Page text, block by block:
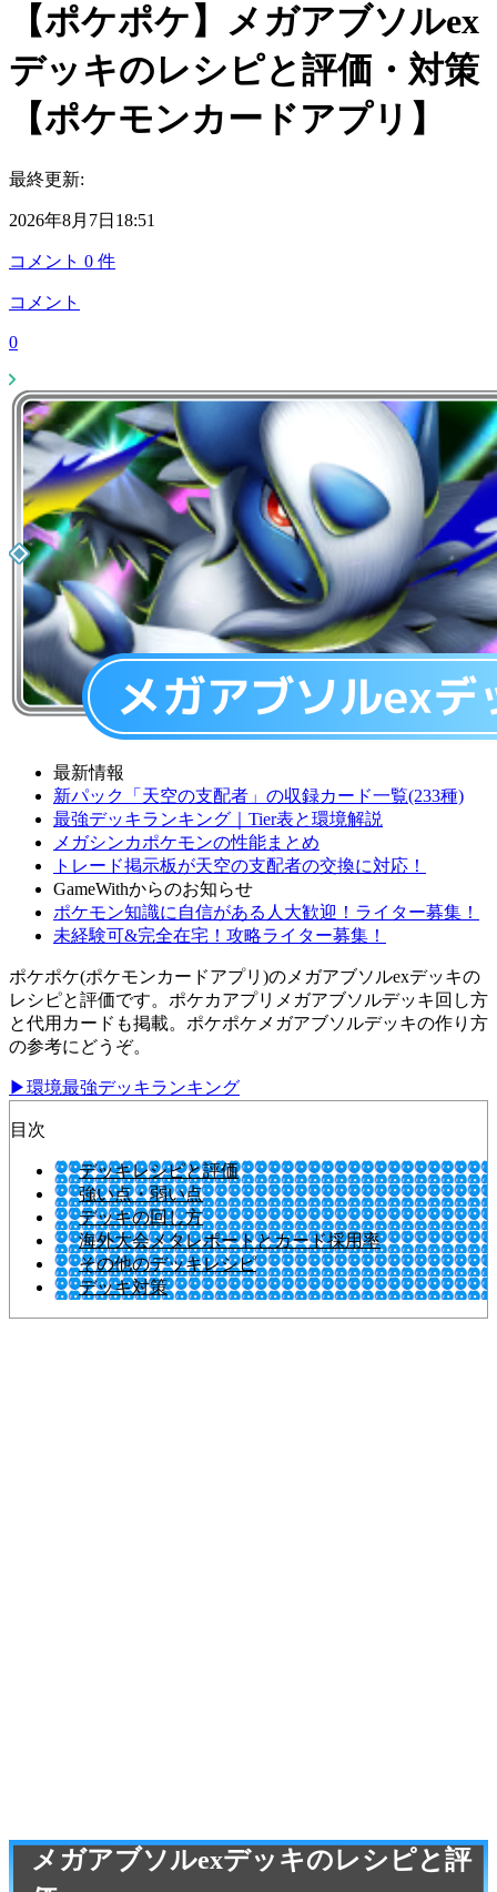
【ポケポケ】メガアブソルex
デッキのレシピと評価・対策
【ポケモンカードアプリ】
最終更新:
2026年8月7日18:51
コメント 0 件
コメント
0
最新情報
新パック「天空の支配者」の収録カード一覧(233種)
最強デッキランキング｜Tier表と環境解説
メガシンカポケモンの性能まとめ
トレード掲示板が天空の支配者の交換に対応！
GameWithからのお知らせ
ポケモン知識に自信がある人大歓迎！ライター募集！
未経験可&完全在宅！攻略ライター募集！
ポケポケ(ポケモンカードアプリ)のメガアブソルexデッキの
レシピと評価です。ポケカアプリメガアブソルデッキ回し方
と代用カードも掲載。ポケポケメガアブソルデッキの作り方
の参考にどうぞ。
▶環境最強デッキランキング
目次
デッキレシピと評価
強い点・弱い点
デッキの回し方
海外大会メタレポートとカード採用率
その他のデッキレシピ
デッキ対策
メガアブソルexデッキのレシピと評